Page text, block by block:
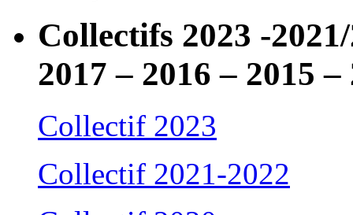
Collectifs 2023 -
2017 – 2016 – 2015
Collectif 2023
Collectif 2021-2022